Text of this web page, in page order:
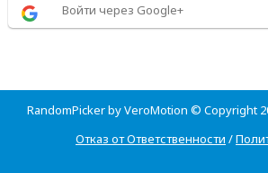
Войти через Google+
RandomPicker by VeroMotion © Copyright
Отказ от Ответственности /